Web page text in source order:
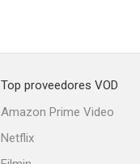
Top proveedores VOD
Amazon Prime Video
Netflix